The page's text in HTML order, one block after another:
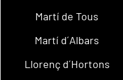
Martí de Tous
Martí d´Albars
Llorenç d´Hortons